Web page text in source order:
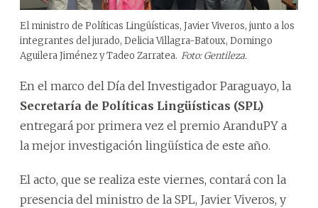
El ministro de Políticas Lingüísticas, Javier Viveros, junto a los
integrantes del jurado, Delicia Villagra-Batoux, Domingo
Aguilera Jiménez y Tadeo Zarratea. Foto: Gentileza.
En el marco del Día del Investigador Paraguayo, la
Secretaría de Políticas Lingüísticas (SPL)
entregará por primera vez el premio AranduPY a
la mejor investigación lingüística de este año.
El acto, que se realiza este viernes, contará con la
presencia del ministro de la SPL, Javier Viveros, y